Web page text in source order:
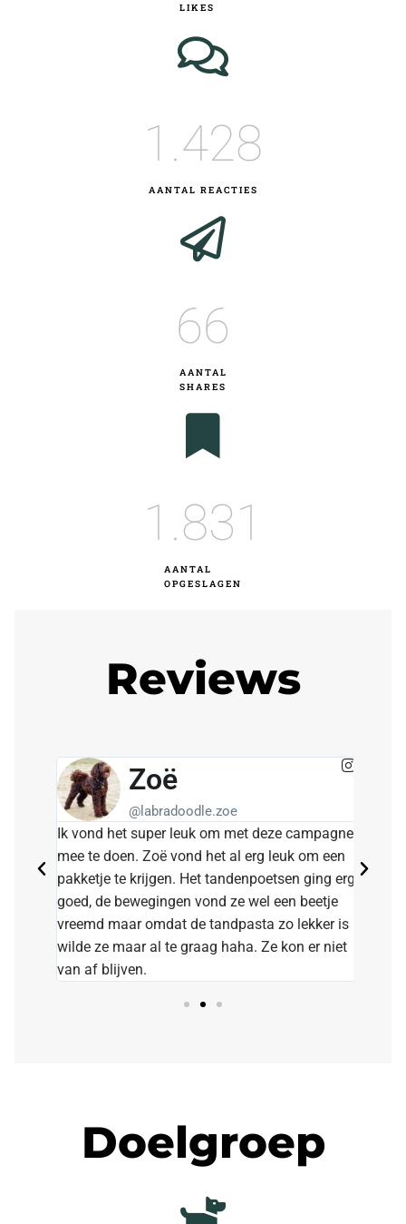
LIKES
AANTAL REACTIES
1.428
AANTAL
SHARES
67
AANTAL
OPGESLAGEN
1.832
Reviews
Zoë
@labradoodle.zoe
Ik vond het super leuk om met deze campagne
mee te doen. Zoë vond het al erg leuk om een
pakketje te krijgen. Het tandenpoetsen ging erg
goed, de bewegingen vond ze wel een beetje
vreemd maar omdat de tandpasta zo lekker is
wilde ze maar al te graag haha. Ze kon er niet
van af blijven.
de
Doelgroep